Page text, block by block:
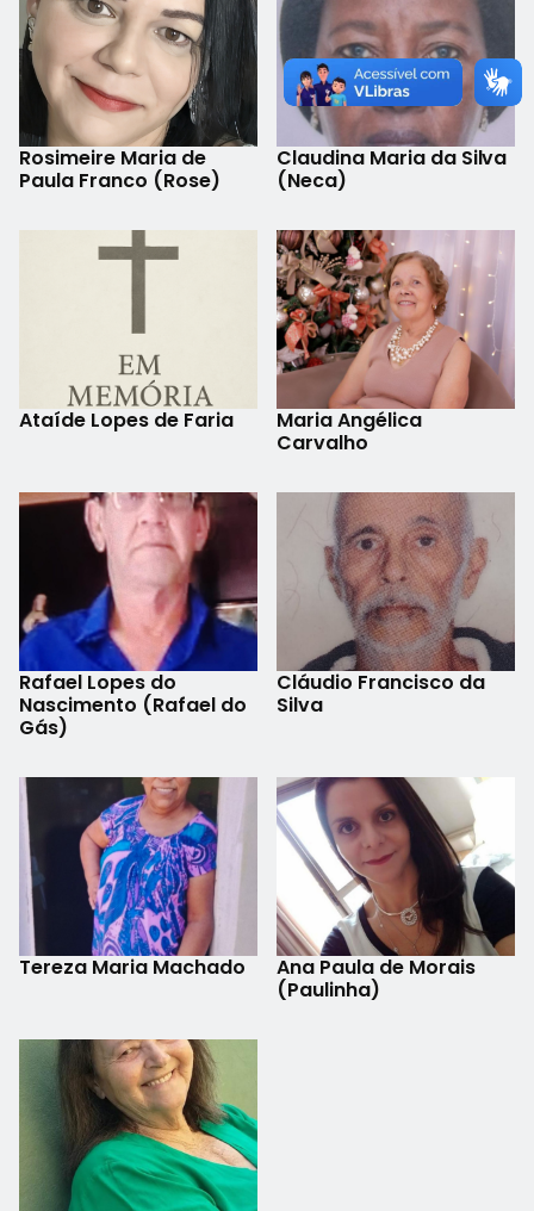
Rosimeire Maria de
Paula Franco (Rose)
Claudina Maria da Silva
(Neca)
Ataíde Lopes de Faria
Maria Angélica
Carvalho
Rafael Lopes do
Nascimento (Rafael do
Gás)
Cláudio Francisco da
Silva
Tereza Maria Machado
Ana Paula de Morais
(Paulinha)